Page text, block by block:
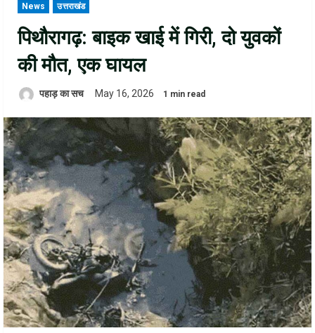
News उत्तराखंड
पिथौरागढ़: बाइक खाई में गिरी, दो युवकों
की मौत, एक घायल
पहाड़ का सच May 16, 2026 1 min read